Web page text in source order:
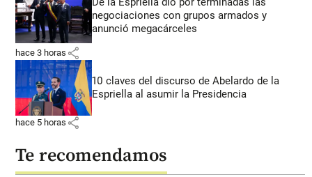
negociaciones con grupos armados y
anunció megacárceles
hace 3 horas share
10 claves del discurso de Abelardo de la
Espriella al asumir la Presidencia
hace 5 horas share
Te recomendamos